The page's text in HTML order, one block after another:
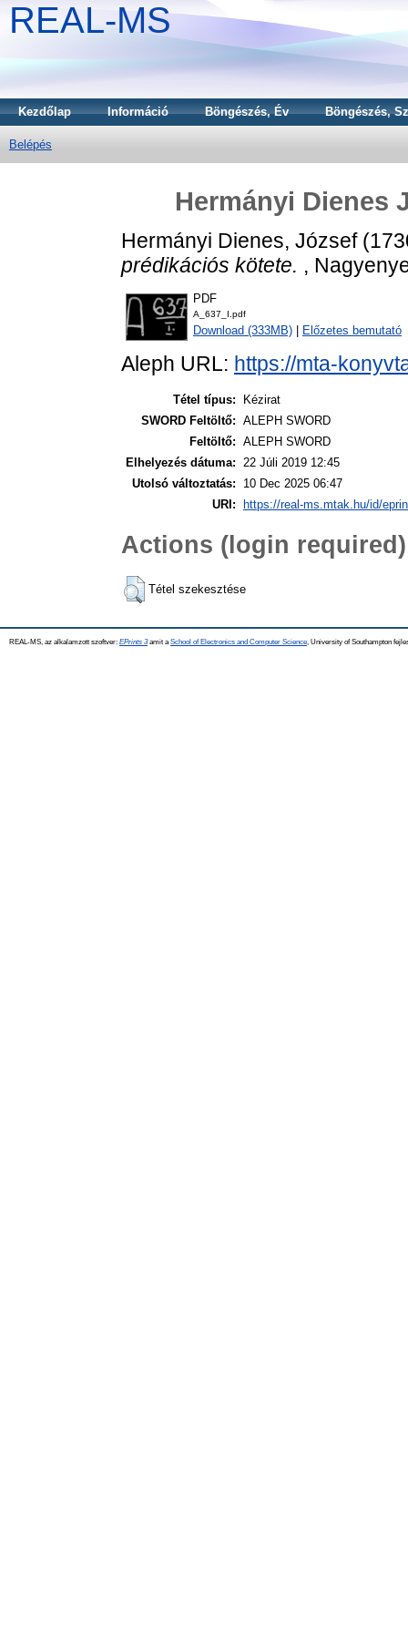
REAL-MS
Kezdőlap Információ Böngészés, Év Böngészés,
Belépés
Hermányi Dienes
Hermányi Dienes, József
prédikációs kötete. ,
PDF
A_637_I.pdf
Download (333MB) Előzetes bemutató
Aleph URL: https://mta-
Tétel típus:
Kézirat
SWORD Feltöltő: ALEPH SWORD
Feltöltő: ALEPH SWORD
Elhelyezés dátuma: 22 Júli 2019 12:45
Utolsó változtatás:
10 Dec 2025 06:47
URI:
https://real-ms.mtak.hu/id/
Actions (login required)
Tétel szekesztése
REAL-MS, az alkalamzott szoftver: EPrints 3amit a School of Electronics and Computer Science , University of Southampton